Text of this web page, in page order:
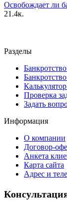
Освобождает ли
21.4к.
Разделы
Проверка
Задать
Информация
О компании
Договор-
Анкета
Карта сайта
Адрес и